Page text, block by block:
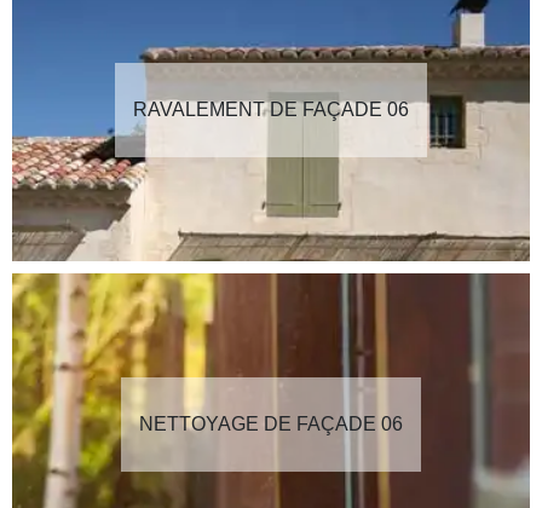
RAVALEMENT DE FAÇADE 06
NETTOYAGE DE FAÇADE 06